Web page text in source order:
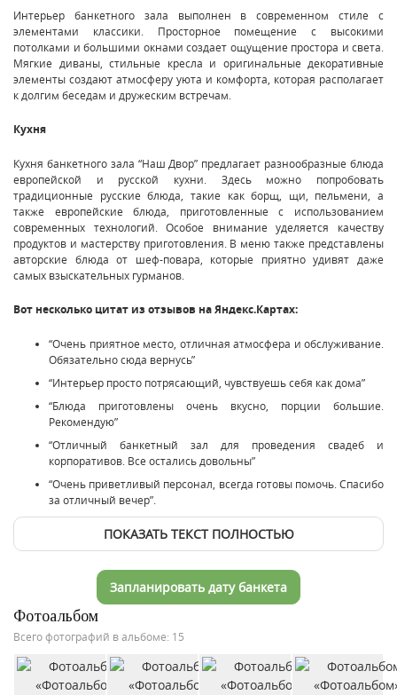
Интерьер банкетного зала выполнен в современном стиле с
элементами классики. Просторное помещение с высокими
потолками и большими окнами создает ощущение простора и света.
Мягкие диваны, стильные кресла и оригинальные декоративные
элементы создают атмосферу уюта и комфорта, которая располагает
к долгим беседам и дружеским встречам.
Кухня
Кухня банкетного зала “Наш Двор” предлагает разнообразные блюда
европейской и русской кухни. Здесь можно попробовать
традиционные русские блюда, такие как борщ, щи, пельмени, а
также европейские блюда, приготовленные с использованием
современных технологий. Особое внимание уделяется качеству
продуктов и мастерству приготовления. В меню также представлены
авторские блюда от шеф-повара, которые приятно удивят даже
самых взыскательных гурманов.
Вот несколько цитат из отзывов на Яндекс.Картах:
“Очень приятное место, отличная атмосфера и обслуживание.
Обязательно сюда вернусь”
“Интерьер просто потрясающий, чувствуешь себя как дома”
“Блюда приготовлены очень вкусно, порции большие.
Рекомендую”
“Отличный банкетный зал для проведения свадеб и
корпоративов. Все остались довольны”
“Очень приветливый персонал, всегда готовы помочь. Спасибо
за отличный вечер”.
ПОКАЗАТЬ ТЕКСТ ПОЛНОСТЬЮ
Запланировать дату банкета
Фотоальбом
Всего фотографий в альбоме: 15